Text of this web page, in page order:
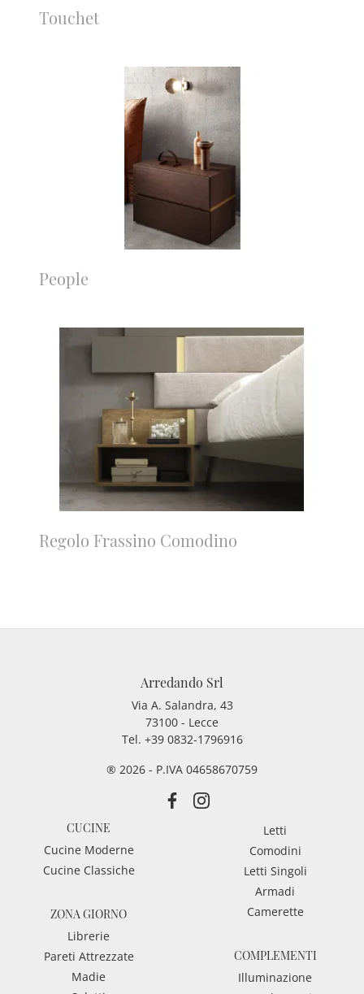
Touchet
People
Regolo Frassino Comodino
Arredando Srl
Via A. Salandra, 43
73100 - Lecce
Tel. +39 0832-1796916
® 2026 - P.IVA 04658670759
CUCINE
Cucine Moderne
Cucine Classiche
ZONA GIORNO
Librerie
Pareti Attrezzate
Madie
Letti
Comodini
Letti Singoli
Armadi
Camerette
COMPLEMENTI
Illuminazione